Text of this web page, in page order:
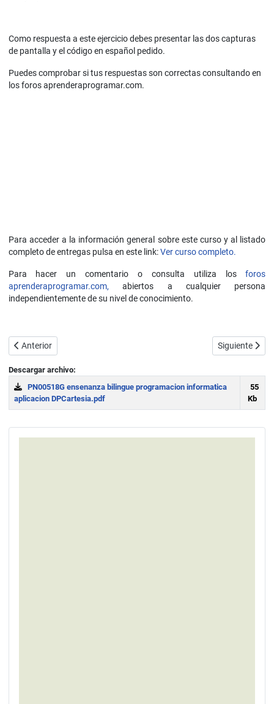
Como respuesta a este ejercicio debes presentar las dos capturas
de pantalla y el código en español pedido.
Puedes comprobar si tus respuestas son correctas consultando en
los foros aprenderaprogramar.com.
Para acceder a la información general sobre este curso y al listado
completo de entregas pulsa en este link:Ver curso completo.
Para hacer un comentario o consulta utiliza losforos
aprenderaprogramar.com, abiertos a cualquier persona
independientemente de su nivel de conocimiento.
Artículo anterior: Pensamiento computacional para niños en
Anterior Artículo
Siguiente
Descargar archivo:
PN00518G ensenanza bilingue programacion informatica
aplicacion DPCartesia.pdf
55
Kb